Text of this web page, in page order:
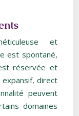
et
est spontané,
réservée et
direct
peuvent
domaines